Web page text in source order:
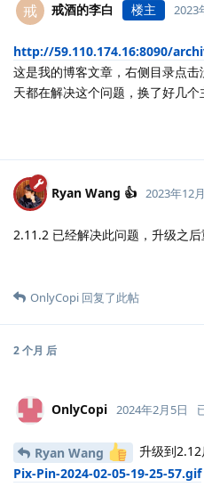
戒 戒酒的李白 楼主 2023
http://59.110.174.16:8090/
这是我的博客文章，右侧目录点
天都在解决这个问题，换了好几
Ryan Wang 👍 2023年12
2.11.2 已经解决此问题，升级之后
OnlyCopi 回复了此帖
2 个月 后
OnlyCopi 2024年2月5日
Ryan Wang
升级到
Pix-Pin-2024-02-05-19-25-57.gif